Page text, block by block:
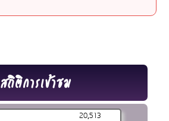
สถิติการเข้าชม
20,513